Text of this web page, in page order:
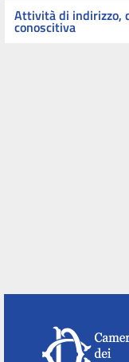
Attività di indirizzo,
conoscitiva